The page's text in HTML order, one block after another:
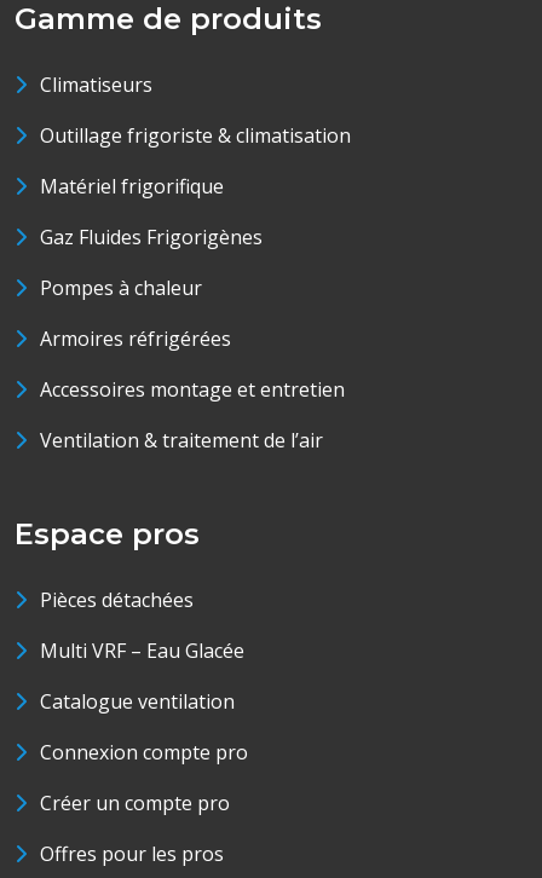
Gamme de produits
Climatiseurs
Outillage frigoriste & climatisation
Matériel frigorifique
Gaz Fluides Frigorigènes
Pompes à chaleur
Armoires réfrigérées
Accessoires montage et entretien
Ventilation & traitement de l’air
Espace pros
Pièces détachées
Multi VRF – Eau Glacée
Catalogue ventilation
Connexion compte pro
Créer un compte pro
Offres pour les pros